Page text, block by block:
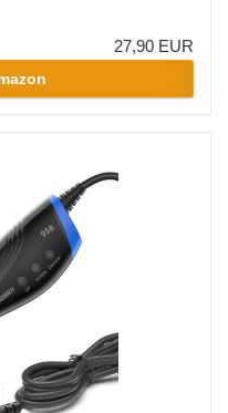
27,90 EUR